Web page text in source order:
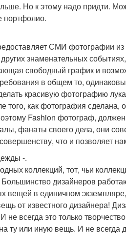
Но к этому надо придти.
портфолио.
СМИ фотографии из
знаменательных
свободный график и
в общем то,
красивую фотографию
того, как фотография
Fashion фотограф,
фанаты своего дела, они
что и позволяет
-.
коллекций, тот, чьи
дизайнеров
вещей в единичном
от известного дизайнера!
не всегда это только
ту или иную вещь. И не всегда